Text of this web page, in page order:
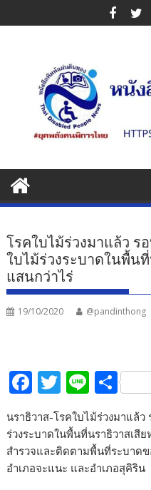
to
โรคใบไม้ร่วงมาแล้ว ร
ใบไม้ร่วงระบาดในพื้น
แสนกว่าไร่
19/10/2020 @pandinthong
F
ac
e
b
o
T
w
itt
er
Li
n
e
S
ar
e
นราธิวาส-โรคใบไม้ร่วงมาแล้
ร่วงระบาดในพื้นที่นราธิวาสเสี
สำรวจและติดตามพื้นที่ระบาดข
อำเภอจะแนะ และอำเภอสุคิริน